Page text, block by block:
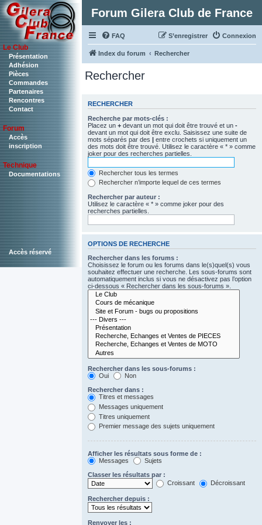
Le Club
Présentation
Adhésion
Pièces
Commandes
Partenaires
Rencontres
Contact
Forum
Accès
inscription
Technique
Documentations
Accès réservé
Forum Gilera Club de France
FAQ Connexion
S’enregistrer
Index du forum Rechercher
Rechercher
RECHERCHER
Recherche par mots-clés :
Placez un + devant un mot qui doit être trouvé et un -
devant un mot qui doit être exclu. Saisissez une suite de
mots séparés par des | entre crochets si uniquement un
des mots doit être trouvé. Utilisez le caractère « * » comme
joker pour des recherches partielles.
Rechercher tous les termes
Rechercher n’importe lequel de ces termes
Rechercher par auteur :
Utilisez le caractère « * » comme joker pour des
recherches partielles.
OPTIONS DE RECHERCHE
Rechercher dans les forums :
Choisissez le forum ou les forums dans le(s)quel(s) vous
souhaitez effectuer une recherche. Les sous-forums sont
automatiquement inclus si vous ne désactivez pas l’option
ci-dessous « Rechercher dans les sous-forums ».
Rechercher dans les sous-forums :
Oui
Non
Rechercher dans :
Titres et messages
Messages uniquement
Titres uniquement
Premier message des sujets uniquement
Afficher les résultats sous forme de :
Messages
Sujets
Classer les résultats par :
Croissant
Décroissant
Rechercher depuis :
Renvoyer les :